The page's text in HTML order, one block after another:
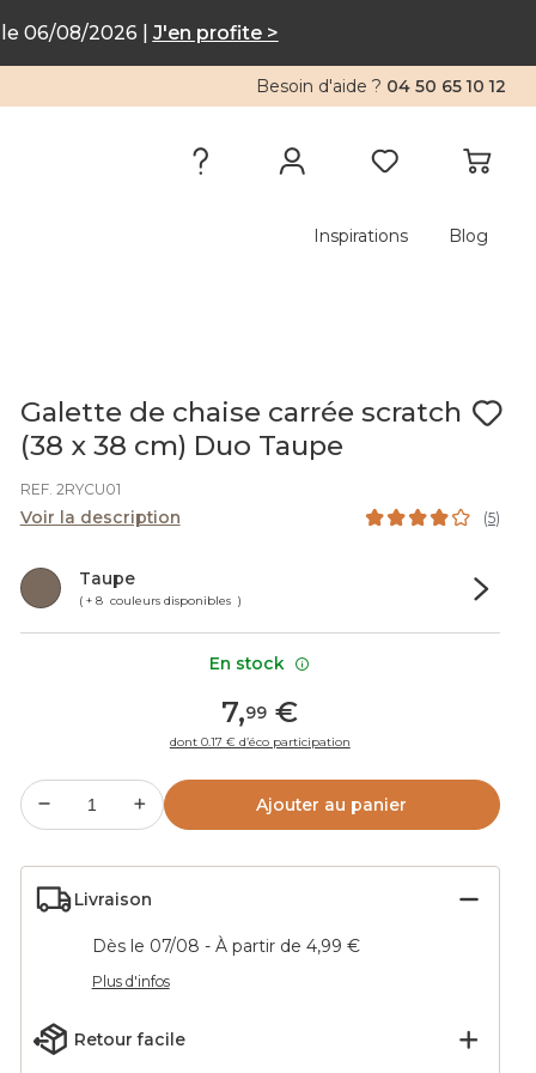
06/08/2026 | J'en profite >
Besoin d'aide ? 04 50 65 10 12
Inspirations Blog
Galette de chaise carrée scratch
(38 x 38 cm) Duo Taupe
REF. 2RYCU01
Voir la description (5)
Taupe
( + 8 couleurs disponibles )
7,99 €
dont 0.17 € d’éco participation
Ajouter au panier
Livraison
Dès le 07/08 - À partir de 4,99 €
Plus d'infos
Retour facile